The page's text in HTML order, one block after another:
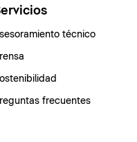
técnico
frecuentes